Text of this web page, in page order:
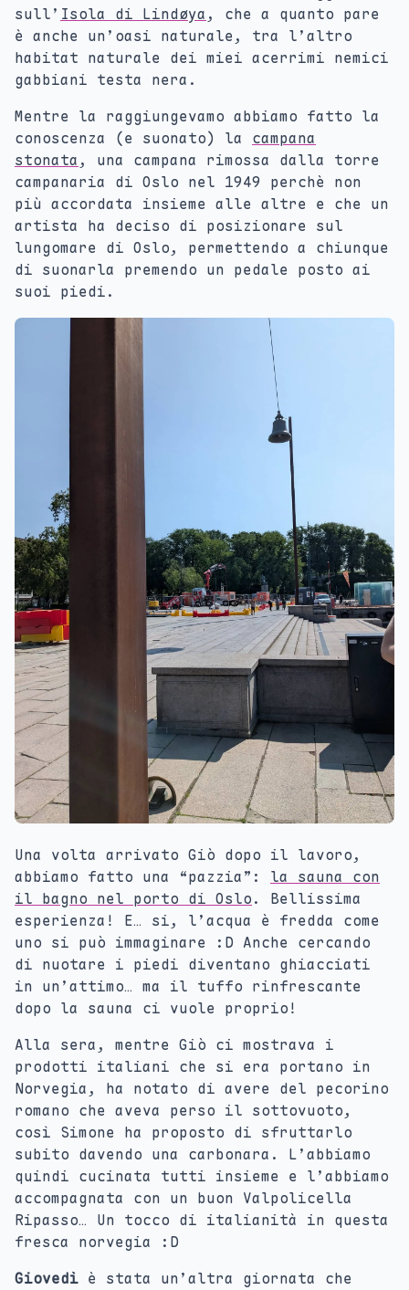
sull’ Isola di Lindøya , che a quanto pare
è anche un’oasi naturale, tra l’altro
habitat naturale dei miei acerrimi nemici
gabbiani testa nera.
Mentre la raggiungevamo abbiamo fatto la
conoscenza (e suonato) la campana
stonata , una campana rimossa dalla torre
campanaria di Oslo nel 1949 perchè non
più accordata insieme alle altre e che un
artista ha deciso di posizionare sul
lungomare di Oslo, permettendo a chiunque
di suonarla premendo un pedale posto ai
suoi piedi.
Una volta arrivato Giò dopo il lavoro,
abbiamo fatto una “pazzia”: la sauna con
il bagno nel porto di Oslo. Bellissima
esperienza! E… si, l’acqua è fredda come
uno si può immaginare :D Anche cercando
di nuotare i piedi diventano ghiacciati
in un’attimo… ma il tuffo rinfrescante
dopo la sauna ci vuole proprio!
Alla sera, mentre Giò ci mostrava i
prodotti italiani che si era portano in
Norvegia, ha notato di avere del pecorino
romano che aveva perso il sottovuoto,
così Simone ha proposto di sfruttarlo
subito davendo una carbonara. L’abbiamo
quindi cucinata tutti insieme e l’abbiamo
accompagnata con un buon Valpolicella
Ripasso… Un tocco di italianità in questa
fresca norvegia :D
Giovedì è stata un’altra giornata che